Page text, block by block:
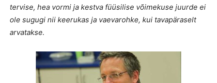
tervise, hea vormi ja kestva füüsilise võimekuse juurde ei
ole sugugi nii keerukas ja vaevarohke, kui tavapäraselt
arvatakse.